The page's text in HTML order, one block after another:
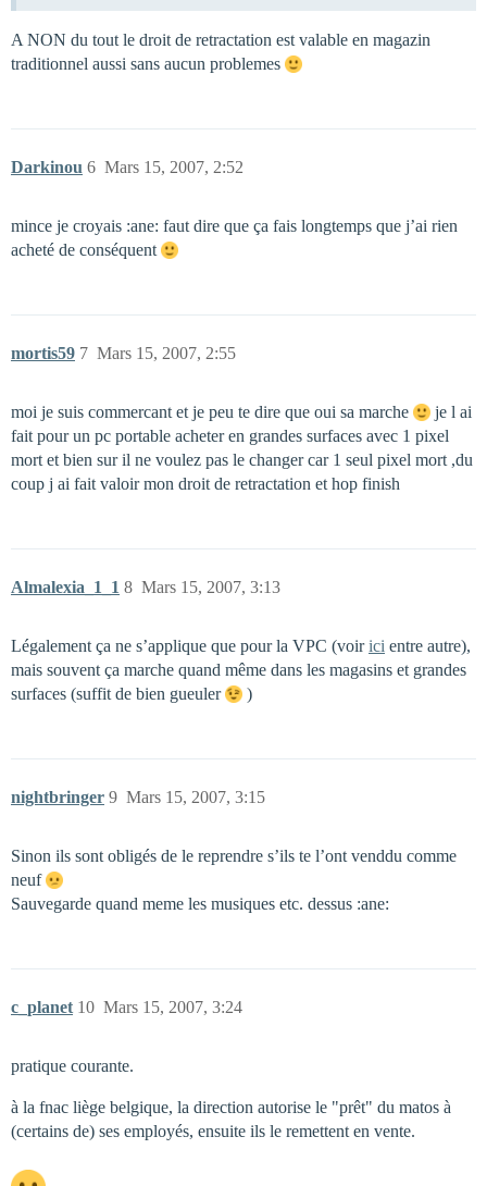
A NON du tout le droit de retractation est valable en magazin
traditionnel aussi sans aucun problemes
Darkinou Mars 15, 2007, 2:52
6
mince je croyais :ane: faut dire que ça fais longtemps que j’ai rien
acheté de conséquent
mortis59 Mars 15, 2007, 2:55
7
moi je suis commercant et je peu te dire que oui sa marche
je l ai
fait pour un pc portable acheter en grandes surfaces avec 1 pixel
mort et bien sur il ne voulez pas le changer car 1 seul pixel mort ,du
coup j ai fait valoir mon droit de retractation et hop finish
Almalexia_1_1 Mars 15, 2007, 3:13
8
Légalement ça ne s’applique que pour la VPC (voirici entre autre),
mais souvent ça marche quand même dans les magasins et grandes
surfaces (suffit de bien gueuler
)
nightbringer Mars 15, 2007, 3:15
9
Sinon ils sont obligés de le reprendre s’ils te l’ont venddu comme
neuf
Sauvegarde quand meme les musiques etc. dessus :ane:
c_planet Mars 15, 2007, 3:24
10
pratique courante.
à la fnac liège belgique, la direction autorise le "prêt" du matos à
(certains de) ses employés, ensuite ils le remettent en vente.